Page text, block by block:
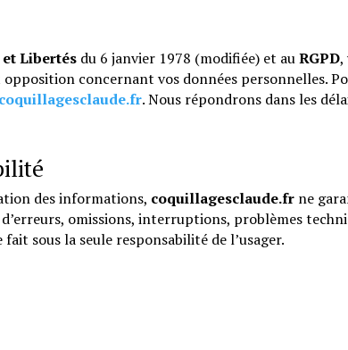
Libertés du 6 janvier 1978 (modifiée) et auRGPD,
concernant vos données personnelles.
. Nous répondrons dans les
des informations, coquillagesclaude.fr ne
omissions, interruptions, problèmes
sous la seule responsabilité de l’usager.